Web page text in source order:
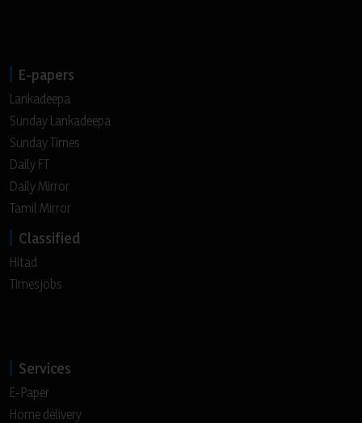
E-papers
Lankadeepa
Sunday Lankadeepa
Sunday Times
Daily FT
Daily Mirror
Tamil Mirror
Classified
Hitad
Timesjobs
Services
E-Paper
Home delivery